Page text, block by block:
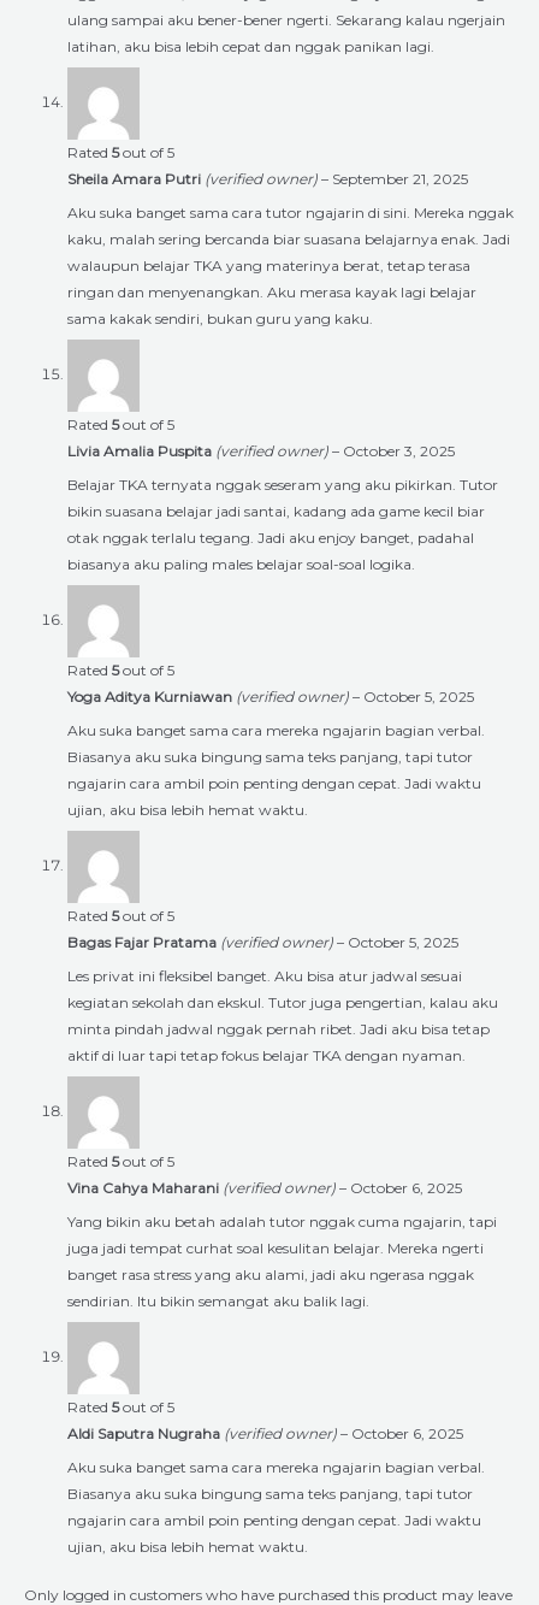
ulang sampai aku bener-bener ngerti. Sekarang kalau ngerjain
latihan, aku bisa lebih cepat dan nggak panikan lagi.
Rated 5out of 5
Sheila Amara Putri (verified owner) – September 21, 2025
Aku suka banget sama cara tutor ngajarin di sini. Mereka nggak
kaku, malah sering bercanda biar suasana belajarnya enak. Jadi
walaupun belajar TKA yang materinya berat, tetap terasa
ringan dan menyenangkan. Aku merasa kayak lagi belajar
sama kakak sendiri, bukan guru yang kaku.
Rated 5out of 5
Livia Amalia Puspita (verified owner) – October 3, 2025
Belajar TKA ternyata nggak seseram yang aku pikirkan. Tutor
bikin suasana belajar jadi santai, kadang ada game kecil biar
otak nggak terlalu tegang. Jadi aku enjoy banget, padahal
biasanya aku paling males belajar soal-soal logika.
Rated 5out of 5
Yoga Aditya Kurniawan (verified owner) – October 5, 2025
Aku suka banget sama cara mereka ngajarin bagian verbal.
Biasanya aku suka bingung sama teks panjang, tapi tutor
ngajarin cara ambil poin penting dengan cepat. Jadi waktu
ujian, aku bisa lebih hemat waktu.
Rated 5out of 5
Bagas Fajar Pratama (verified owner) – October 5, 2025
Les privat ini fleksibel banget. Aku bisa atur jadwal sesuai
kegiatan sekolah dan ekskul. Tutor juga pengertian, kalau aku
minta pindah jadwal nggak pernah ribet. Jadi aku bisa tetap
aktif di luar tapi tetap fokus belajar TKA dengan nyaman.
Rated 5out of 5
Vina Cahya Maharani (verified owner) – October 6, 2025
Yang bikin aku betah adalah tutor nggak cuma ngajarin, tapi
juga jadi tempat curhat soal kesulitan belajar. Mereka ngerti
banget rasa stress yang aku alami, jadi aku ngerasa nggak
sendirian. Itu bikin semangat aku balik lagi.
Rated 5out of 5
Aldi Saputra Nugraha (verified owner) – October 6, 2025
Aku suka banget sama cara mereka ngajarin bagian verbal.
Biasanya aku suka bingung sama teks panjang, tapi tutor
ngajarin cara ambil poin penting dengan cepat. Jadi waktu
ujian, aku bisa lebih hemat waktu.
Only logged in customers who have purchased this product may leave